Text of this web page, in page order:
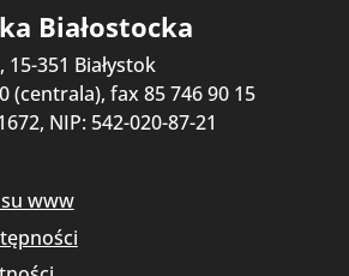
Białostocka
15-351 Białystok
(centrala), fax 85 746 90 15
NIP: 542-020-87-21
www